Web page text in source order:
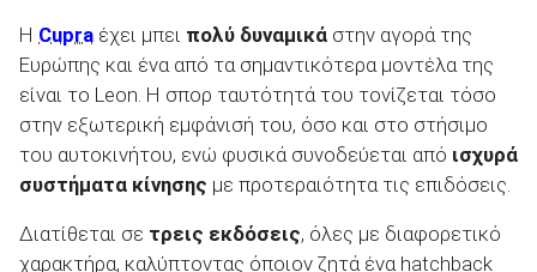
Καινούρια
ΑΝΑΖΗΤΗΣΗ
Η Cupra έχει μπει πολύ δυναμικά στην αγορά της
Ευρώπης και ένα από τα σημαντικότερα μοντέλα της
είναι το Leon. Η σπορ ταυτότητά του τονίζεται τόσο
στην εξωτερική εμφάνισή του, όσο και στο στήσιμο
του αυτοκινήτου, ενώ φυσικά συνοδεύεται από ισχυρά
συστήματα κίνησης με προτεραιότητα τις επιδόσεις.
Διατίθεται σε τρεις εκδόσεις, όλες με διαφορετικό
χαρακτήρα, καλύπτοντας όποιον ζητά ένα hatchback